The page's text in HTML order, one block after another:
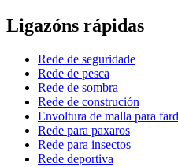
Ligazóns rápidas
Rede de seguridade
Rede de pesca
Rede de sombra
Rede de construción
Envoltura de malla para
Rede para paxaros
Rede para insectos
Rede deportiva